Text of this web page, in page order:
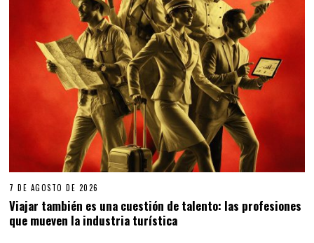
7 DE AGOSTO DE 2026
Viajar también es una cuestión de talento: las profesiones
que mueven la industria turística